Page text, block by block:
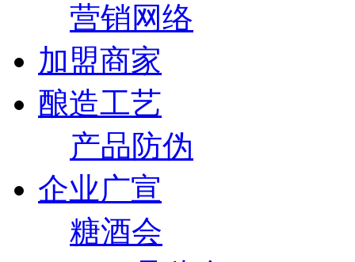
营销网络
加盟商家
酿造工艺
产品防伪
企业广宣
糖酒会